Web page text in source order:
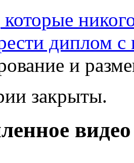
диплом
и
закрыты.
видео